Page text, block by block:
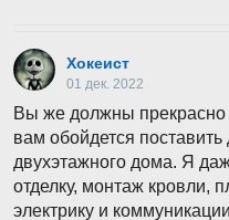
Хокеист
01 дек. 2022
Вы же должны прекрасно
вам обойдется
двухэтажного дома. Я
отделку, монтаж кровли,
электрику и